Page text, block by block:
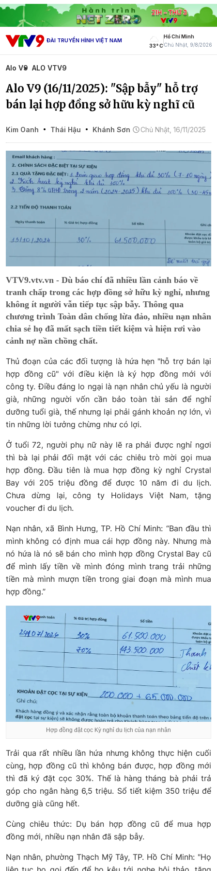
ĐÀI TRUYỀN HÌNH VIỆT NAM
33° C
Hồ Chí Minh
Chủ Nhật, 9/8/2026
Alo V9 ALO VTV9
Alo V9 (16/11/2025): "Sập bẫy" hỗ trợ
bán lại hợp đồng sở hữu kỳ nghĩ cũ
Kim Oanh Thái Hậu Khánh Sơn Chủ Nhật, 16/11/2025
VTV9.vtv.vn - Dù báo chí đã nhiều lần cảnh báo về
tranh chấp trong các hợp đồng sở hữu kỳ nghỉ, nhưng
không ít người vẫn tiếp tục sập bẫy. Thông qua
chương trình Toàn dân chống lừa đảo, nhiều nạn nhân
chia sẻ họ đã mất sạch tiền tiết kiệm và hiện rơi vào
cảnh nợ nần chồng chất.
Thủ đoạn của các đối tượng là hứa hẹn "hỗ trợ bán lại
hợp đồng cũ" với điều kiện là ký hợp đồng mới với
công ty. Điều đáng lo ngại là nạn nhân chủ yếu là người
già, những người vốn cần bảo toàn tài sản để nghỉ
dưỡng tuổi già, thế nhưng lại phải gánh khoản nợ lớn, vì
tin những lời tưởng chừng như có lợi.
Ở tuổi 72, người phụ nữ này lẽ ra phải được nghỉ ngơi
thì bà lại phải đối mặt với các chiêu trò mời gọi mua
hợp đồng. Đầu tiên là mua hợp đồng kỳ nghỉ Crystal
Bay với 205 triệu đồng để được 10 năm đi du lịch.
Chưa dừng lại, công ty Holidays Việt Nam, tặng
voucher đi du lịch.
Nạn nhân, xã Bình Hưng, TP. Hồ Chí Minh: “Ban đầu thì
mình không có định mua cái hợp đồng này. Nhưng mà
nó hứa là nó sẽ bán cho mình hợp đồng Crystal Bay cũ
để mình lấy tiền về mình đóng mình trang trải những
tiền mà mình mượn tiền trong giai đoạn mà mình mua
hợp đồng.”
Hợp đồng đặt cọc Kỳ nghỉ du lịch của nạn nhân
Trải qua rất nhiều lần hứa nhưng không thực hiện cuối
cùng, hợp đồng cũ thì không bán được, hợp đồng mới
thì đã ký đặt cọc 30%. Thế là hàng tháng bà phải trả
góp cho ngân hàng 6,5 triệu. Sổ tiết kiệm 350 triệu để
dưỡng già cũng hết.
Cùng chiêu thức: Dụ bán hợp đồng cũ để mua hợp
đồng mới, nhiều nạn nhân đã sập bẫy.
Nạn nhân, phường Thạch Mỹ Tây, TP. Hồ Chí Minh: "Họ